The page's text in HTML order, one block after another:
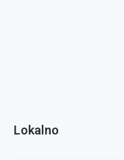
Lokalno